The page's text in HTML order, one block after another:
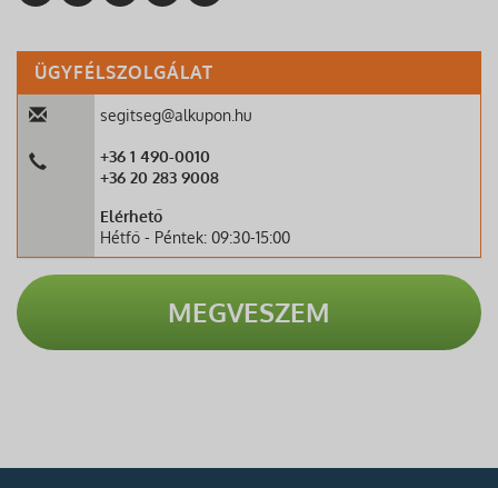
ÜGYFÉLSZOLGÁLAT
segitseg@alkupon.hu
+36 1 490-0010
+36 20 283 9008
Elérhető
Hétfő - Péntek: 09:30-15:00
MEGVESZEM